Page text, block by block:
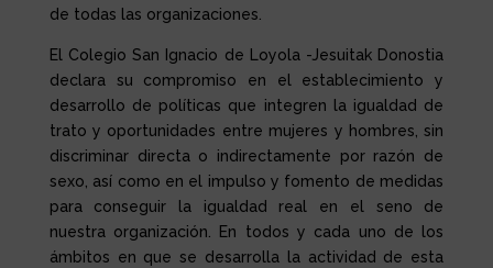
de todas las organizaciones.
El Colegio San Ignacio de Loyola -Jesuitak Donostia
declara su compromiso en el establecimiento y
desarrollo de políticas que integren la igualdad de
trato y oportunidades entre mujeres y hombres, sin
discriminar directa o indirectamente por razón de
sexo, así como en el impulso y fomento de medidas
para conseguir la igualdad real en el seno de
nuestra organización. En todos y cada uno de los
ámbitos en que se desarrolla la actividad de esta